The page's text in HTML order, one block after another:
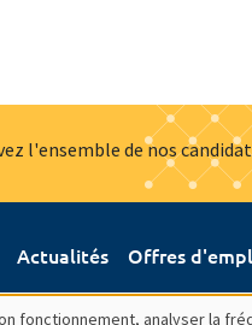
l'ensemble de nos
Actualités Offres
fonctionnement, analyser la